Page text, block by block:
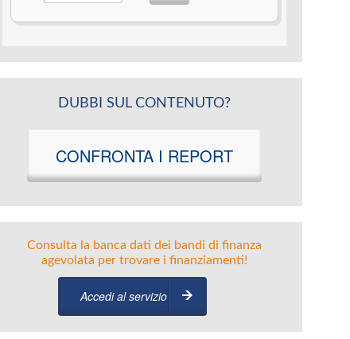
DUBBI SUL CONTENUTO?
CONFRONTA I REPORT
Consulta la banca dati dei bandi di finanza
agevolata per trovare i finanziamenti!
Accedi al servizio